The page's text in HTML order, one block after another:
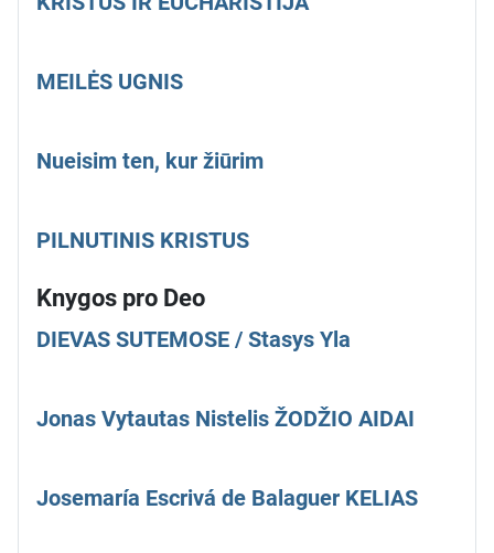
MEILĖS UGNIS
Nueisim ten, kur žiūrim
PILNUTINIS KRISTUS
Knygos pro Deo
DIEVAS SUTEMOSE / Stasys Yla
Jonas Vytautas Nistelis ŽODŽIO AIDAI
Josemaría Escrivá de Balaguer KELIAS